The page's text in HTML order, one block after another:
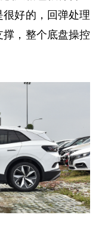
好的，回弹处理
，整个底盘操控